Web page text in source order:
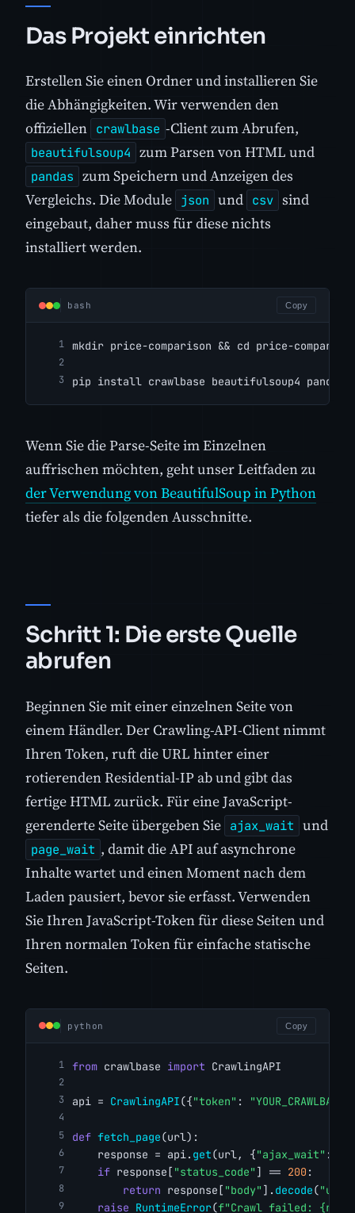
Das Projekt einrichten
Erstellen Sie einen Ordner und installieren Sie
die Abhängigkeiten. Wir verwenden den
offiziellen crawlbase -Client zum Abrufen,
beautifulsoup4 zum Parsen von HTML und
pandas zum Speichern und Anzeigen des
Vergleichs. Die Module json und csv sind
eingebaut, daher muss für diese nichts
installiert werden.
bash Copy
mkdir price-comparison && cd price-
pip install crawlbase beautifulsoup4 pandas
Wenn Sie die Parse-Seite im Einzelnen
auffrischen möchten, geht unser Leitfaden zu
der Verwendung von BeautifulSoup in Python
tiefer als die folgenden Ausschnitte.
Schritt 1: Die erste Quelle
abrufen
Beginnen Sie mit einer einzelnen Seite von
einem Händler. Der Crawling-API-Client nimmt
Ihren Token, ruft die URL hinter einer
rotierenden Residential-IP ab und gibt das
fertige HTML zurück. Für eine JavaScript-
gerenderte Seite übergeben Sie ajax_wait und
page_wait , damit die API auf asynchrone
Inhalte wartet und einen Moment nach dem
Laden pausiert, bevor sie erfasst. Verwenden
Sie Ihren JavaScript-Token für diese Seiten und
Ihren normalen Token für einfache statische
Seiten.
python Copy
from crawlbase import CrawlingAPI
api = CrawlingAPI({"token" :
def fetch_page(url):
    response = api.
get(url, {"ajax_wait" :
if response[ "status_code" ] == 200 :
return response[ "body" ]. decode("utf-
raise RuntimeError(f"Crawl failed: